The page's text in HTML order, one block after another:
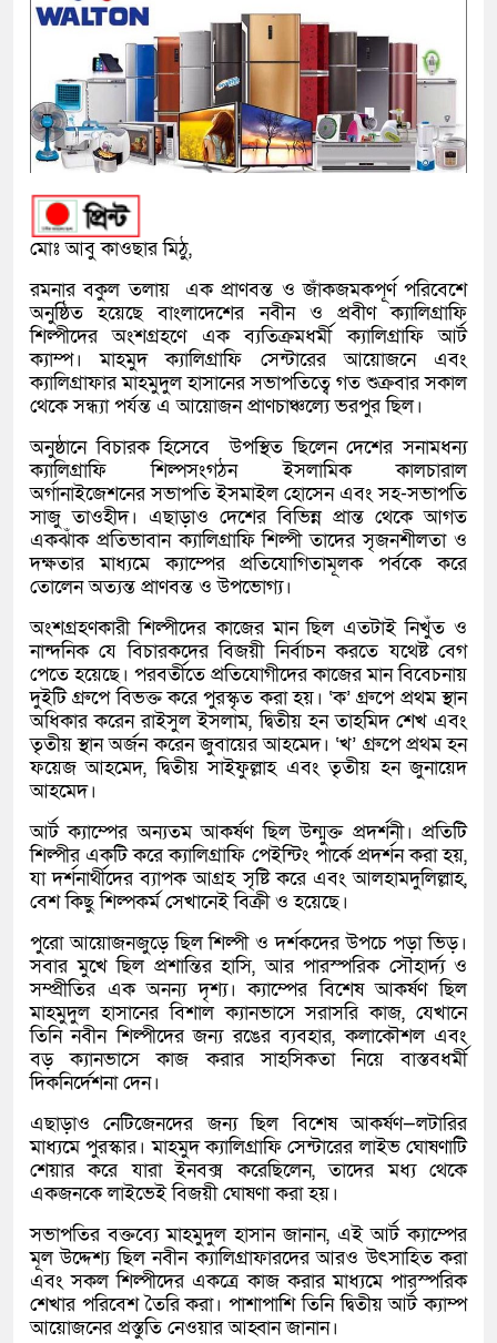
মোঃ আবু কাওছার মিঠু,
রমনার বকুল তলায় এক প্রাণবন্ত ও জাঁকজমকপূর্ণ পরিবেশে
অনুষ্ঠিত হয়েছে বাংলাদেশের নবীন ও প্রবীণ ক্যালিগ্রাফি
শিল্পীদের অংশগ্রহণে এক ব্যতিক্রমধর্মী ক্যালিগ্রাফি আর্ট
ক্যাম্প। মাহমুদ ক্যালিগ্রাফি সেন্টারের আয়োজনে এবং
ক্যালিগ্রাফার মাহমুদুল হাসানের সভাপতিত্বে গত শুক্রবার সকাল
থেকে সন্ধ্যা পর্যন্ত এ আয়োজন প্রাণচাঞ্চল্যে ভরপুর ছিল।
অনুষ্ঠানে বিচারক হিসেবে উপস্থিত ছিলেন দেশের সনামধন্য
ক্যালিগ্রাফি শিল্পসংগঠন ইসলামিক কালচারাল
অর্গানাইজেশনের সভাপতি ইসমাইল হোসেন এবং সহ-সভাপতি
সাজু তাওহীদ। এছাড়াও দেশের বিভিন্ন প্রান্ত থেকে আগত
একঝাঁক প্রতিভাবান ক্যালিগ্রাফি শিল্পী তাদের সৃজনশীলতা ও
দক্ষতার মাধ্যমে ক্যাম্পের প্রতিযোগিতামূলক পর্বকে করে
তোলেন অত্যন্ত প্রাণবন্ত ও উপভোগ্য।
অংশগ্রহণকারী শিল্পীদের কাজের মান ছিল এতটাই নিখুঁত ও
নান্দনিক যে বিচারকদের বিজয়ী নির্বাচন করতে যথেষ্ট বেগ
পেতে হয়েছে। পরবর্তীতে প্রতিযোগীদের কাজের মান বিবেচনায়
দুইটি গ্রুপে বিভক্ত করে পুরস্কৃত করা হয়। ‘ক’ গ্রুপে প্রথম স্থান
অধিকার করেন রাইসুল ইসলাম, দ্বিতীয় হন তাহমিদ শেখ এবং
তৃতীয় স্থান অর্জন করেন জুবায়ের আহমেদ। ‘খ’ গ্রুপে প্রথম হন
ফয়েজ আহমেদ, দ্বিতীয় সাইফুল্লাহ এবং তৃতীয় হন জুনায়েদ
আহমেদ।
আর্ট ক্যাম্পের অন্যতম আকর্ষণ ছিল উন্মুক্ত প্রদর্শনী। প্রতিটি
শিল্পীর একটি করে ক্যালিগ্রাফি পেইন্টিং পার্কে প্রদর্শন করা হয়,
যা দর্শনার্থীদের ব্যাপক আগ্রহ সৃষ্টি করে এবং আলহামদুলিল্লাহ,
বেশ কিছু শিল্পকর্ম সেখানেই বিক্রী ও হয়েছে।
পুরো আয়োজনজুড়ে ছিল শিল্পী ও দর্শকদের উপচে পড়া ভিড়।
সবার মুখে ছিল প্রশান্তির হাসি, আর পারস্পরিক সৌহার্দ্য ও
সম্প্রীতির এক অনন্য দৃশ্য। ক্যাম্পের বিশেষ আকর্ষণ ছিল
মাহমুদুল হাসানের বিশাল ক্যানভাসে সরাসরি কাজ, যেখানে
তিনি নবীন শিল্পীদের জন্য রঙের ব্যবহার, কলাকৌশল এবং
বড় ক্যানভাসে কাজ করার সাহসিকতা নিয়ে বাস্তবধর্মী
দিকনির্দেশনা দেন।
এছাড়াও নেটিজেনদের জন্য ছিল বিশেষ আকর্ষণ—লটারির
মাধ্যমে পুরস্কার। মাহমুদ ক্যালিগ্রাফি সেন্টারের লাইভ ঘোষণাটি
শেয়ার করে যারা ইনবক্স করেছিলেন, তাদের মধ্য থেকে
একজনকে লাইভেই বিজয়ী ঘোষণা করা হয়।
সভাপতির বক্তব্যে মাহমুদুল হাসান জানান, এই আর্ট ক্যাম্পের
মূল উদ্দেশ্য ছিল নবীন ক্যালিগ্রাফারদের আরও উৎসাহিত করা
এবং সকল শিল্পীদের একত্রে কাজ করার মাধ্যমে পারস্পরিক
শেখার পরিবেশ তৈরি করা। পাশাপাশি তিনি দ্বিতীয় আর্ট ক্যাম্প
আয়োজনের প্রস্তুতি নেওয়ার আহ্বান জানান।